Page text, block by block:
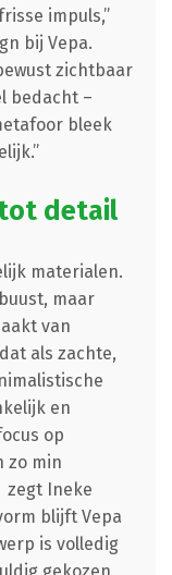
impuls,”
bij Vepa.
zichtbaar
bedacht –
bleek
detail
materialen.
maar
van
als zachte,
en
op
zo min
zegt Ineke
blijft Vepa
is volledig